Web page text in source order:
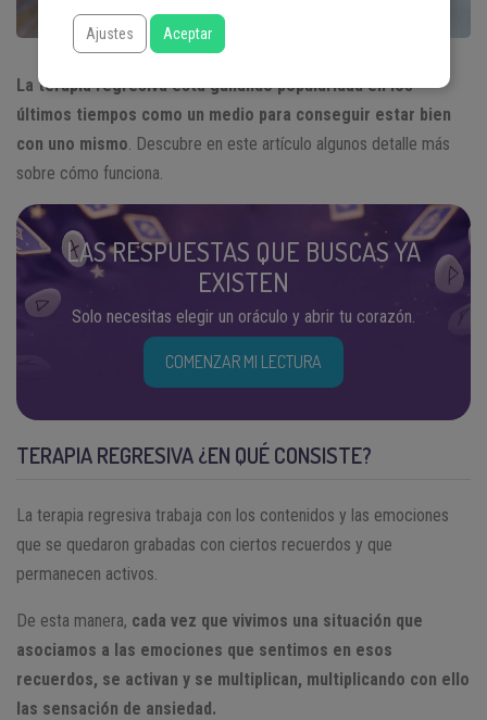
La terapia regresiva está ganando popularidad en los
últimos tiempos como un medio para conseguir estar bien
con uno mismo . Descubre en este artículo algunos detalle más
sobre cómo funciona.
LAS RESPUESTAS QUE BUSCAS YA
EXISTEN
Solo necesitas elegir un oráculo y abrir tu corazón.
COMENZAR MI LECTURA
TERAPIA REGRESIVA ¿EN QUÉ CONSISTE?
La terapia regresiva trabaja con los contenidos y las emociones
que se quedaron grabadas con ciertos recuerdos y que
permanecen activos.
De esta manera, cada vez que vivimos una situación que
asociamos a las emociones que sentimos en esos
recuerdos, se activan y se multiplican, multiplicando con ello
las sensación de ansiedad.
Ajustes Aceptar